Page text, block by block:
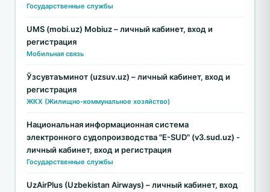
Государственные службы
UMS (mobi.uz) Mobiuz – личный кабинет, вход и
регистрация
Мобильная связь
Ўзсувтаъминот (uzsuv.uz) – личный кабинет, вход и
регистрация
ЖКХ (Жилищно-коммунальное хозяйство)
Национальная информационная система
электронного судопроизводства "E-SUD" (v3.sud.uz) -
личный кабинет, вход и регистрация
Государственные службы
UzAirPlus (Uzbekistan Airways) – личный кабинет, вход